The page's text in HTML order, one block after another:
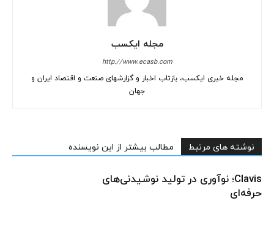
مجله ایکسب
http://www.ecasb.com
مجله خبری ایکسب، بازتاب اخبار و گزارشهای صنعت و اقتصاد ایران و
جهان
نوشته های مرتبط مطالب بیشتر از این نویسنده
Clavis؛ نوآوری در تولید نوشیدنی‌های
حرفه‌ای